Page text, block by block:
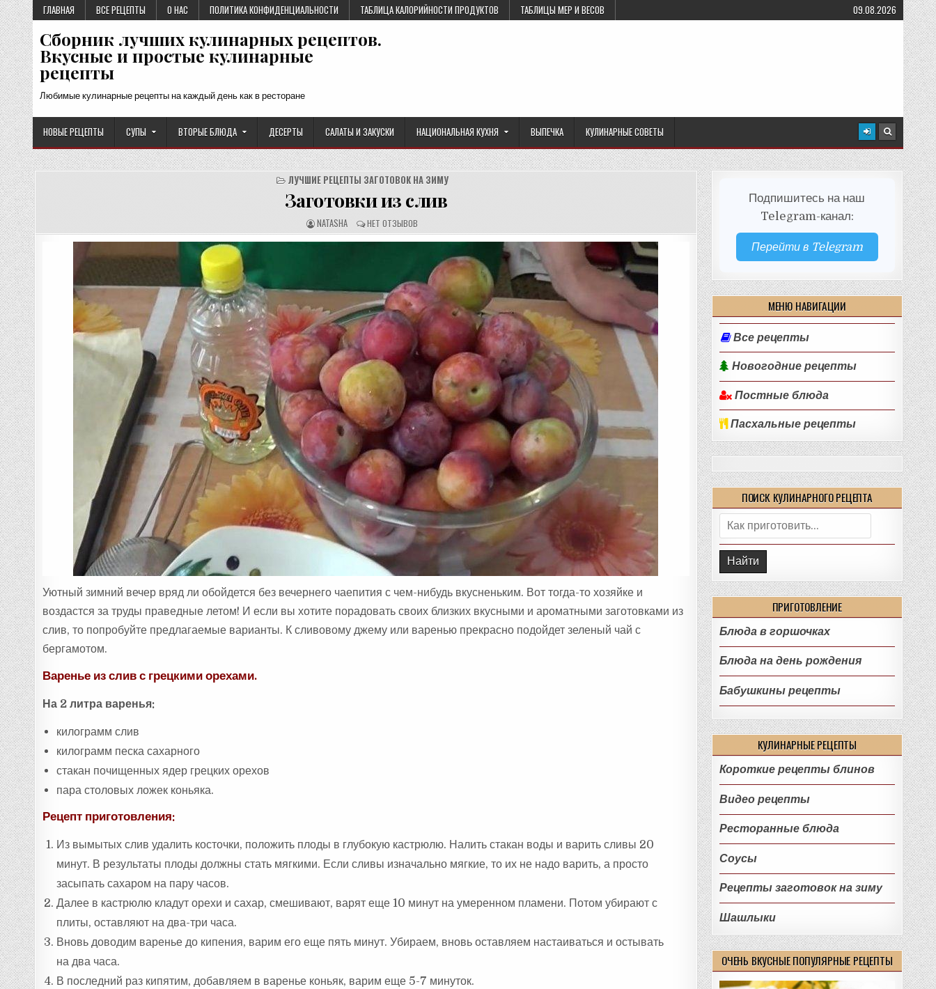
Перейти
к
содержимому
ГЛАВНАЯ ВСЕ РЕЦЕПТЫ О НАС ПОЛИТИКА КОНФИДЕНЦИАЛЬНОСТИ ТАБЛИЦА КАЛОРИЙНОСТИ ПРОДУКТОВ ТАБЛИЦЫ МЕР И ВЕСОВ 09.08.2026
Сборник лучших кулинарных рецептов.
Вкусные и простые кулинарные
рецепты
Любимые кулинарные рецепты на каждый день как в ресторане
НОВЫЕ РЕЦЕПТЫ СУПЫ ВТОРЫЕ БЛЮДА ДЕСЕРТЫ САЛАТЫ И ЗАКУСКИ НАЦИОНАЛЬНАЯ КУХНЯ ВЫПЕЧКА КУЛИНАРНЫЕ СОВЕТЫ
ЛУЧШИЕ РЕЦЕПТЫ ЗАГОТОВОК НА ЗИМУ
Заготовки из слив
А
В
Т
Е
Т
А
:
NATASHA О
Т
З
НЕТ ОТЗЫВОВ
Уютный зимний вечер вряд ли обойдется без вечернего чаепития с чем-нибудь вкусненьким. Вот тогда-то хозяйке и
воздастся за труды праведные летом! И если вы хотите порадовать своих близких вкусными и ароматными заготовками из
слив, то попробуйте предлагаемые варианты. К сливовому джему или варенью прекрасно подойдет зеленый чай с
бергамотом.
Варенье из слив с грецкими орехами.
На 2 литра варенья:
килограмм слив
килограмм песка сахарного
стакан почищенных ядер грецких орехов
пара столовых ложек коньяка.
Рецепт приготовления:
Из вымытых слив удалить косточки, положить плоды в глубокую кастрюлю. Налить стакан воды и варить сливы 20
минут. В результаты плоды должны стать мягкими. Если сливы изначально мягкие, то их не надо варить, а просто
засыпать сахаром на пару часов.
Далее в кастрюлю кладут орехи и сахар, смешивают, варят еще 10 минут на умеренном пламени. Потом убирают с
плиты, оставляют на два-три часа.
Вновь доводим варенье до кипения, варим его еще пять минут. Убираем, вновь оставляем настаиваться и остывать
на два часа.
В последний раз кипятим, добавляем в варенье коньяк, варим еще 5-7 минуток.
Подпишитесь на наш
Telegram-канал:
Перейти в Telegram
МЕНЮ НАВИГАЦИИ
Все рецепты
Новогодние рецепты
Постные блюда
Пасхальные рецепты
ПОИСК КУЛИНАРНОГО РЕЦЕПТА
Поиск:
ПРИГОТОВЛЕНИЕ
Блюда в горшочках
Блюда на день рождения
Бабушкины рецепты
КУЛИНАРНЫЕ РЕЦЕПТЫ
Короткие рецепты блинов
Видео рецепты
Ресторанные блюда
Соусы
Рецепты заготовок на зиму
Шашлыки
ОЧЕНЬ ВКУСНЫЕ ПОПУЛЯРНЫЕ РЕЦЕПТЫ